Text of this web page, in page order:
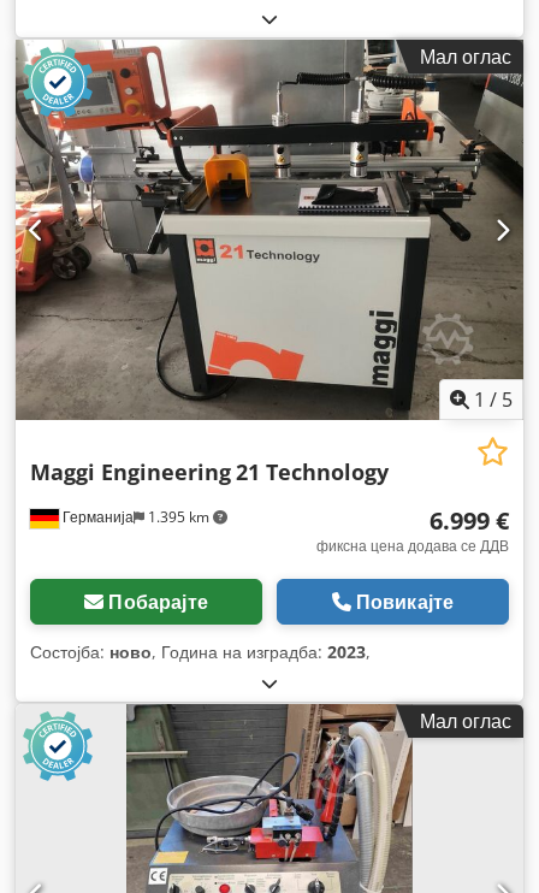
Мал оглас
1 / 5
Германија 1.395 km
Maggi Engineering21 Technology
6.999 €
фиксна цена додава се ДДВ
Побарајте Повикајте
Состојба: ново, Година на изградба: 2023,
Мал оглас